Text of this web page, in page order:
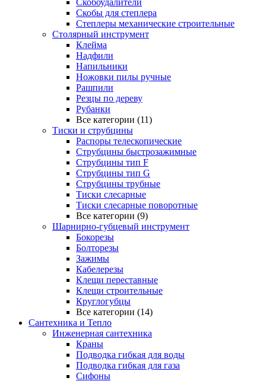
Скобоудалители
Скобы для степлера
Степлеры механические строительные
Столярный инструмент
Клейма
Надфили
Напильники
Ножовки пилы ручные
Рашпили
Резцы по дереву
Рубанки
Все категории (11)
Тиски и струбцины
Распоры телескопические
Струбцины быстрозажимные
Струбцины тип F
Струбцины тип G
Струбцины трубные
Тиски слесарные
Тиски слесарные поворотные
Все категории (9)
Шарнирно-губцевый инструмент
Бокорезы
Болторезы
Зажимы
Кабелерезы
Клещи переставные
Клещи строительные
Круглогубцы
Все категории (14)
Сантехника и Тепло
Инженерная сантехника
Краны
Подводка гибкая для воды
Подводка гибкая для газа
Сифоны